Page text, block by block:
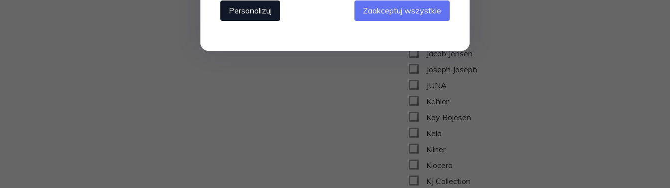
ILLUME
IVV Italy
Jacob Jensen
Joseph Joseph
JUNA
Kähler
Kay Bojesen
Kela
Kilner
Kiocera
KJ Collection
Personalizuj Zaakceptuj wszystkie